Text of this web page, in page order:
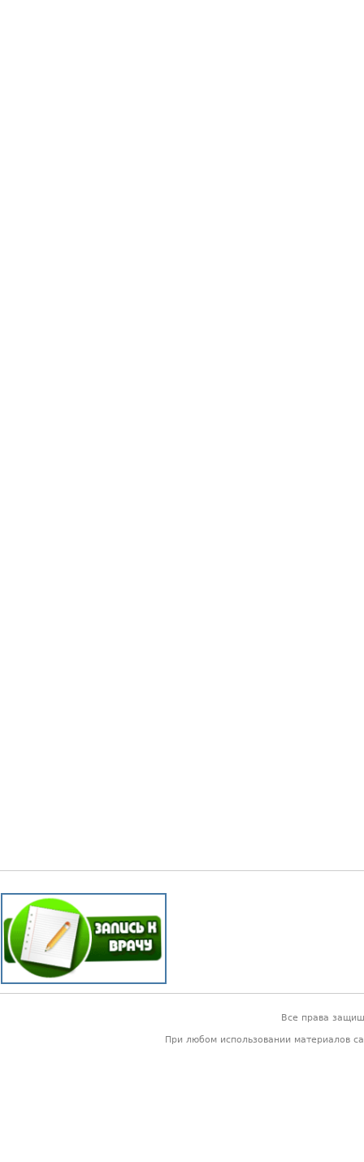
Все права
При любом использовании материалов